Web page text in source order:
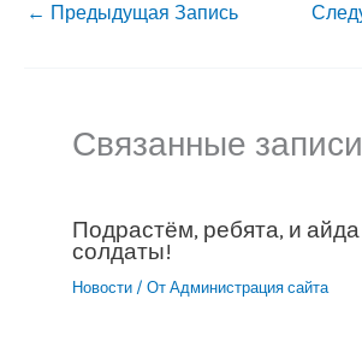
← Предыдущая Запись
Связанные записи
Подрастём, ребята, и
солдаты!
Новости / От Администрация сайта